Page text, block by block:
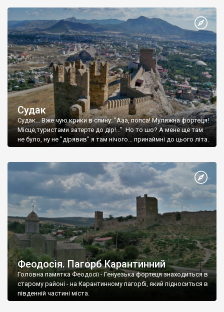
Судак
Судак... Вже чую крики в спину: "Ааа, попса! Муляжна фортеця!
Місце,туристами затерте до дір!..." Но то шо? А мене ще там
не було, ну не "дірявив" я там нічого... принаймні до цього літа.
Феодосія. Пагорб Карантинний
Головна памятка Феодосії - Генуезька фортеця знаходиться в
старому районі - на Карантинному пагорбі, який підноситься в
південній частині міста.